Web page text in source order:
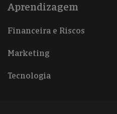
Aprendizagem
Financeira e Riscos
Marketing
Tecnologia